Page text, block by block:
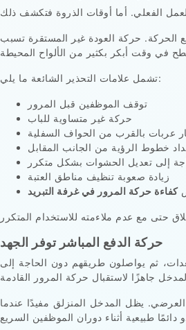
الحركة. حركة العودة غير المستقرة تسبب
تشمل علامات التحذير الشائعة ما يلي:
توقف الموظفين قبل المرور
حركة غير متساوية للباب
عربات بالقرب من الحواف السفلية
خطوط الرؤية من الجانب المقابل
إلى تعديل الحشوات بشكل متكرر
زيادة صعوبة تنظيف مناطق العتبة
كفاءة حركة المرور في غرفة التبريد
حركة الدفع المباشر توفر الجهد
ثم يواصلون طريقهم دون الحاجة إلى
يظل المدخل المنزلق مفيدًا عندما